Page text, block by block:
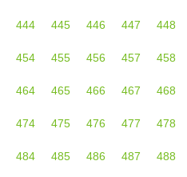
444 445 446 447 448
454 455 456 457 458
464 465 466 467 468
474 475 476 477 478
484 485 486 487 488